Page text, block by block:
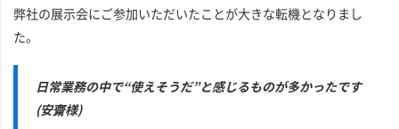
弊社の展示会にご参加いただいたことが大きな転機となりまし
た。
日常業務の中で“使えそうだ”と感じるものが多かったです
(安齋様)